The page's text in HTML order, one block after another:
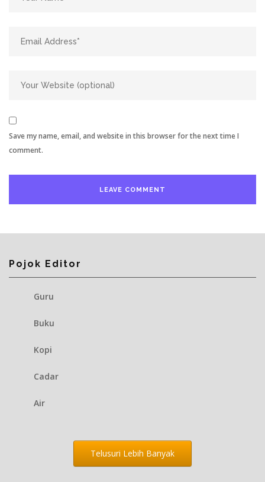
Save my name, email, and website in this browser for the next time I
comment.
Pojok Editor
Guru
Buku
Kopi
Cadar
Air
Telusuri Lebih Banyak